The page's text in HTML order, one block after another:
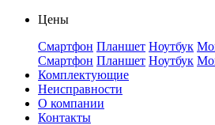
Цены
Смартфон Планшет Ноутбук
Смартфон Планшет Ноутбук
Комплектующие
Неисправности
О компании
Контакты